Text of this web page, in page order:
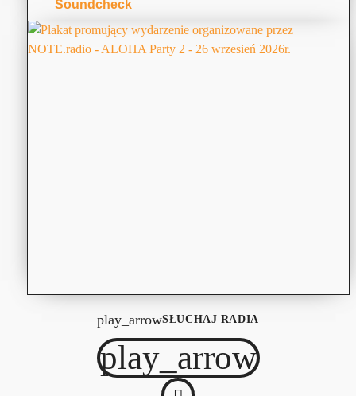
Soundcheck
play_arrowSŁUCHAJ RADIA
play_arrow